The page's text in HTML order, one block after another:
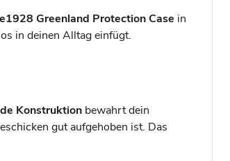
Greenland Protection Case in
in deinen Alltag einfügt.
Konstruktion bewahrt dein
gut aufgehoben ist. Das